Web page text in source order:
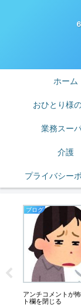
ホーム
おひとり様
業務スー
介護
プライバシー
ブログ
アンチコメントが
ト欄を閉じる